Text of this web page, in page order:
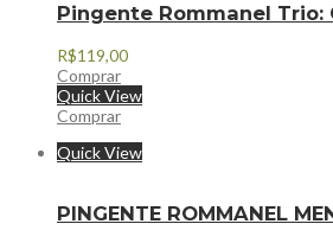
Pingente Rommanel Trio:
R$119,00
Comprar
Quick View
Comprar
Quick View
PINGENTE ROMMANEL